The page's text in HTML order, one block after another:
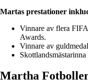
Martas prestationer
Vinnare av flera
Awards.
Vinnare av
Martha